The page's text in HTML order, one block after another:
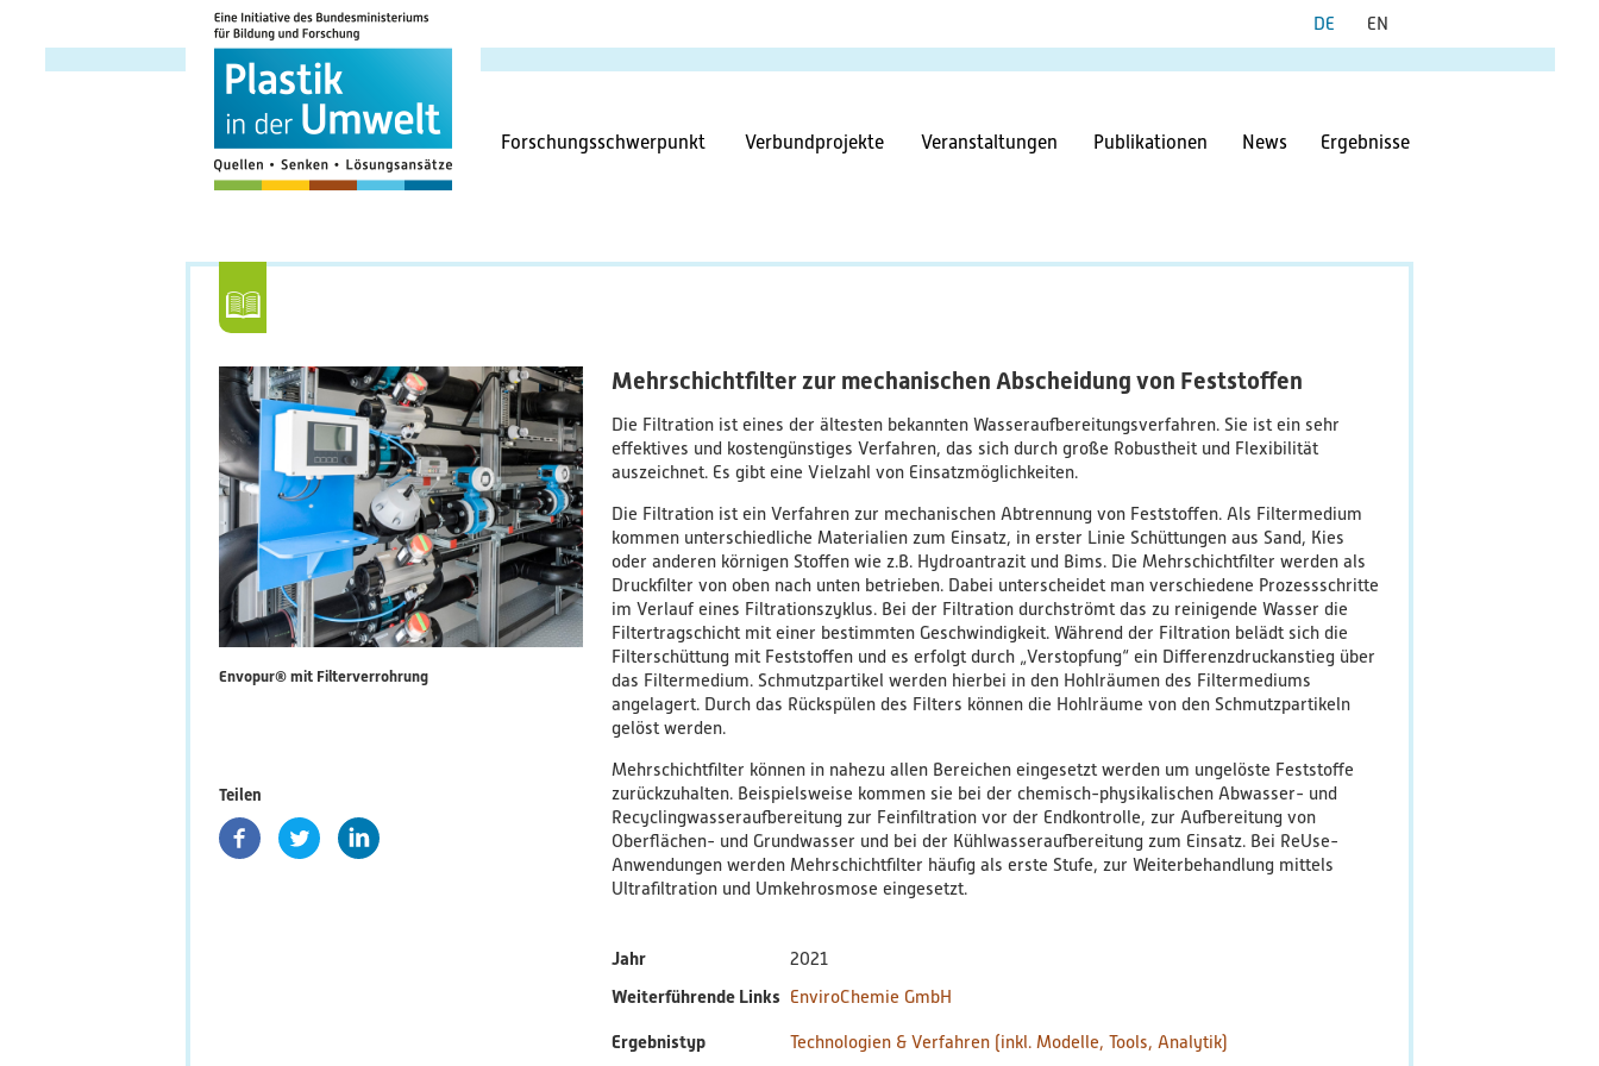
Forschungsschwerpunkt Verbundprojekte Veranstaltungen Publikationen News Ergebnisse
Envopur® mit Filterverrohrung
Teilen
Mehrschichtfilter zur mechanischen Abscheidung von Feststoffen
Die Filtration ist eines der ältesten bekannten Wasseraufbereitungsverfahren. Sie ist ein sehr
effektives und kostengünstiges Verfahren, das sich durch große Robustheit und Flexibilität
auszeichnet. Es gibt eine Vielzahl von Einsatzmöglichkeiten.
Die Filtration ist ein Verfahren zur mechanischen Abtrennung von Feststoffen. Als Filtermedium
kommen unterschiedliche Materialien zum Einsatz, in erster Linie Schüttungen aus Sand, Kies
oder anderen körnigen Stoffen wie z.B. Hydroantrazit und Bims. Die Mehrschichtfilter werden als
Druckfilter von oben nach unten betrieben. Dabei unterscheidet man verschiedene Prozessschritte
im Verlauf eines Filtrationszyklus. Bei der Filtration durchströmt das zu reinigende Wasser die
Filtertragschicht mit einer bestimmten Geschwindigkeit. Während der Filtration belädt sich die
Filterschüttung mit Feststoffen und es erfolgt durch „Verstopfung“ ein Differenzdruckanstieg über
das Filtermedium. Schmutzpartikel werden hierbei in den Hohlräumen des Filtermediums
angelagert. Durch das Rückspülen des Filters können die Hohlräume von den Schmutzpartikeln
gelöst werden.
Mehrschichtfilter können in nahezu allen Bereichen eingesetzt werden um ungelöste Feststoffe
zurückzuhalten. Beispielsweise kommen sie bei der chemisch-physikalischen Abwasser- und
Recyclingwasseraufbereitung zur Feinfiltration vor der Endkontrolle, zur Aufbereitung von
Oberflächen- und Grundwasser und bei der Kühlwasseraufbereitung zum Einsatz. Bei ReUse-
Anwendungen werden Mehrschichtfilter häufig als erste Stufe, zur Weiterbehandlung mittels
Ultrafiltration und Umkehrosmose eingesetzt.
Jahr
2021
Weiterführende Links EnviroChemie GmbH
Ergebnistyp Technologien & Verfahren (inkl. Modelle, Tools, Analytik)